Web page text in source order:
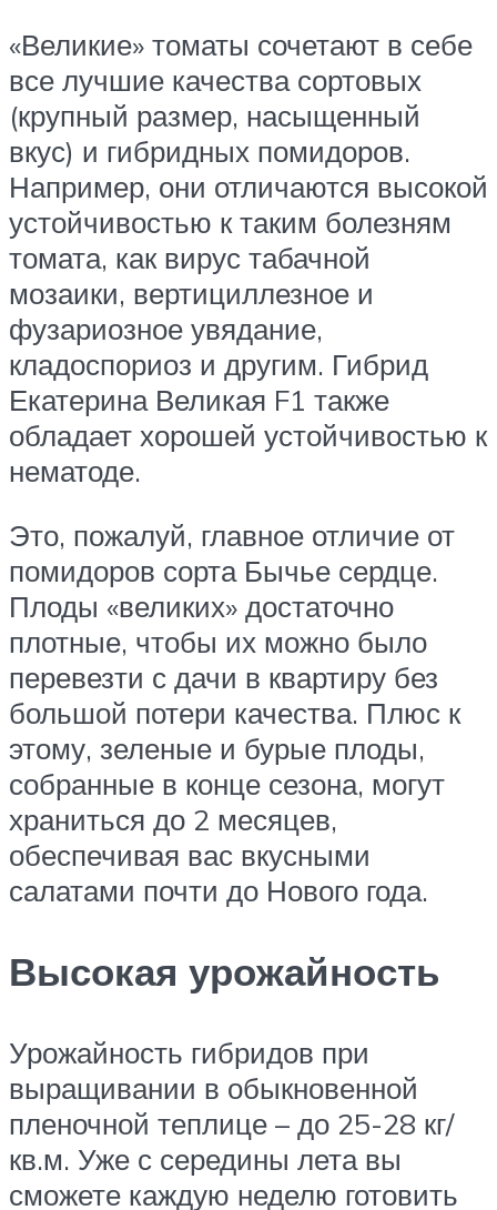
«Великие» томаты сочетают в себе
все лучшие качества сортовых
(крупный размер, насыщенный
вкус) и гибридных помидоров.
Например, они отличаются высокой
устойчивостью к таким болезням
томата, как вирус табачной
мозаики, вертициллезное и
фузариозное увядание,
кладоспориоз и другим. Гибрид
Екатерина Великая F1 также
обладает хорошей устойчивостью к
нематоде.
Это, пожалуй, главное отличие от
помидоров сорта Бычье сердце.
Плоды «великих» достаточно
плотные, чтобы их можно было
перевезти с дачи в квартиру без
большой потери качества. Плюс к
этому, зеленые и бурые плоды,
собранные в конце сезона, могут
храниться до 2 месяцев,
обеспечивая вас вкусными
салатами почти до Нового года.
Высокая урожайность
Урожайность гибридов при
выращивании в обыкновенной
пленочной теплице – до 25-28 кг/
кв.м. Уже с середины лета вы
сможете каждую неделю готовить